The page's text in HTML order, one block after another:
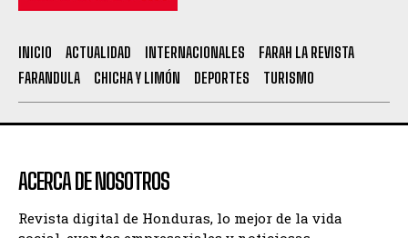
INICIO ACTUALIDAD INTERNACIONALES
FARAH LA REVISTA
FARANDULA
CHICHA Y LIMÓN DEPORTES TURISMO
ACERCA DE NOSOTROS
Revista digital de Honduras, lo mejor de la vida